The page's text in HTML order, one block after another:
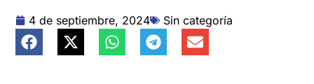
4 de septiembre, 2024 Sin categoría